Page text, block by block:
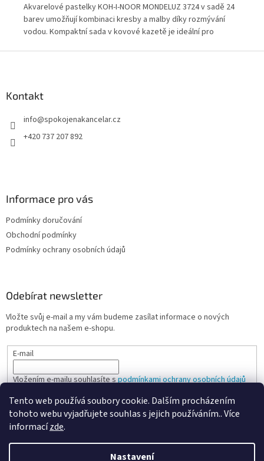
Tento web používá soubory cookie. Dalším procházením
tohoto webu vyjadřujete souhlas s jejich používáním.. Více
informacízde.
Nastavení
Akvarelové pastelky KOH-I-NOOR MONDELUZ 3724 v sadě 24
barev umožňují kombinaci kresby a malby díky rozmývání
vodou. Kompaktní sada v kovové kazetě je ideální pro
Kontakt
info@spokojenakancelar.cz
+420 737 207 892
Informace pro vás
Podmínky doručování
Obchodní podmínky
Podmínky ochrany osobních údajů
Odebírat newsletter
Vložte svůj e-mail a my vám budeme zasílat informace o nových
produktech na našem e-shopu.
E-mail
Vložením e-mailu souhlasíte spodmínkami ochrany osobních údajů
PŘIHLÁSIT SE